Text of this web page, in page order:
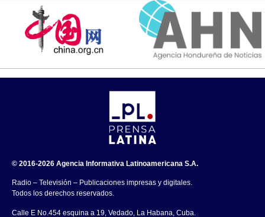
© 2016-2026 Agencia Informativa Latinoamericana S.A.
Radio – Televisión – Publicaciones impresas y digitales.
Todos los derechos reservados.
Calle E No.454 esquina a 19, Vedado, La Habana, Cuba.